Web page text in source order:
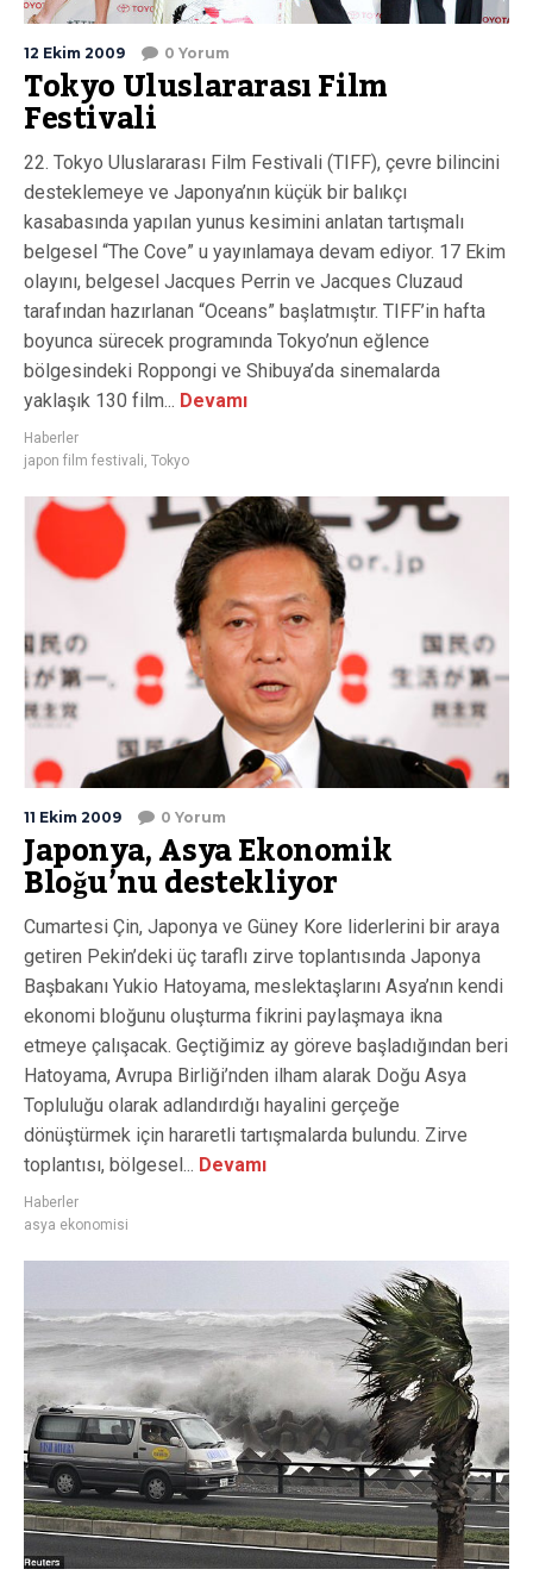
12 Ekim 2009 0 Yorum
Tokyo Uluslararası Film
Festivali
22. Tokyo Uluslararası Film Festivali (TIFF), çevre bilincini
desteklemeye ve Japonya’nın küçük bir balıkçı
kasabasında yapılan yunus kesimini anlatan tartışmalı
belgesel “The Cove” u yayınlamaya devam ediyor. 17 Ekim
olayını, belgesel Jacques Perrin ve Jacques Cluzaud
tarafından hazırlanan “Oceans” başlatmıştır. TIFF’in hafta
boyunca sürecek programında Tokyo’nun eğlence
bölgesindeki Roppongi ve Shibuya’da sinemalarda
yaklaşık 130 film... Devamı
Haberler
japon film festivali, Tokyo
11 Ekim 2009 0 Yorum
Japonya, Asya Ekonomik
Bloğu’nu destekliyor
Cumartesi Çin, Japonya ve Güney Kore liderlerini bir araya
getiren Pekin’deki üç taraflı zirve toplantısında Japonya
Başbakanı Yukio Hatoyama, meslektaşlarını Asya’nın kendi
ekonomi bloğunu oluşturma fikrini paylaşmaya ikna
etmeye çalışacak. Geçtiğimiz ay göreve başladığından beri
Hatoyama, Avrupa Birliği’nden ilham alarak Doğu Asya
Topluluğu olarak adlandırdığı hayalini gerçeğe
dönüştürmek için hararetli tartışmalarda bulundu. Zirve
toplantısı, bölgesel... Devamı
Haberler
asya ekonomisi